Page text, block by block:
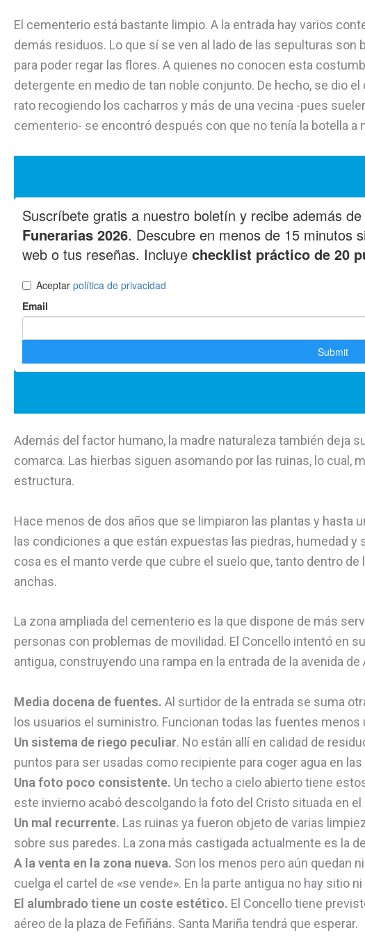
El cementerio está bastante limpio. A la entrada hay varios
demás residuos. Lo que sí se ven al lado de las sepulturas
para poder regar las flores. A quienes no conocen esta
detergente en medio de tan noble conjunto. De hecho, se dio
rato recogiendo los cacharros y más de una vecina -pues
cementerio- se encontró después con que no tenía la botella a
Además del factor humano, la madre naturaleza también deja
comarca. Las hierbas siguen asomando por las ruinas, lo cual,
estructura.
Hace menos de dos años que se limpiaron las plantas y hasta
las condiciones a que están expuestas las piedras, humedad y
cosa es el manto verde que cubre el suelo que, tanto dentro
anchas.
La zona ampliada del cementerio es la que dispone de más
personas con problemas de movilidad. El Concello intentó en
antigua, construyendo una rampa en la entrada de la avenida
Media docena de fuentes. Al surtidor de la entrada se suma
los usuarios el suministro. Funcionan todas las fuentes menos
Un sistema de riego peculiar. No están allí en calidad de
puntos para ser usadas como recipiente para coger agua en
Una foto poco consistente. Un techo a cielo abierto tiene
este invierno acabó descolgando la foto del Cristo situada en el
Un mal recurrente. Las ruinas ya fueron objeto de varias
sobre sus paredes. La zona más castigada actualmente es la
A la venta en la zona nueva. Son los menos pero aún quedan
cuelga el cartel de «se vende». En la parte antigua no hay sitio ni
El alumbrado tiene un coste estético. El Concello tiene
aéreo de la plaza de Fefiñáns. Santa Mariña tendrá que esperar.